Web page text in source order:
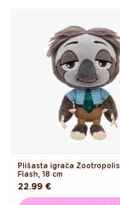
Plišasta igrača Zootropolis
Flash, 18 cm
Redna
cena
22.99 €